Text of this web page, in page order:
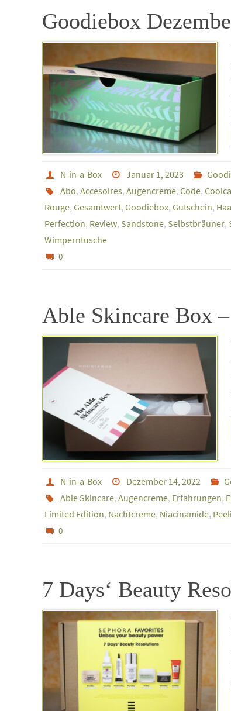
Goodiebox
N-in-a-Box Januar 1, 2023
Abo, Accesoires, Augencreme, Code,
Rouge, Gesamtwert, Goodiebox, Gutschein,
Perfection, Review, Sandstone, Selbstbräuner,
Wimperntusche
0
Able Skincare Box
N-in-a-Box Dezember 14, 2022
Able Skincare, Augencreme, Erfahrungen,
Limited Edition, Nachtcreme, Niacinamide,
0
7 Days‘ Beauty